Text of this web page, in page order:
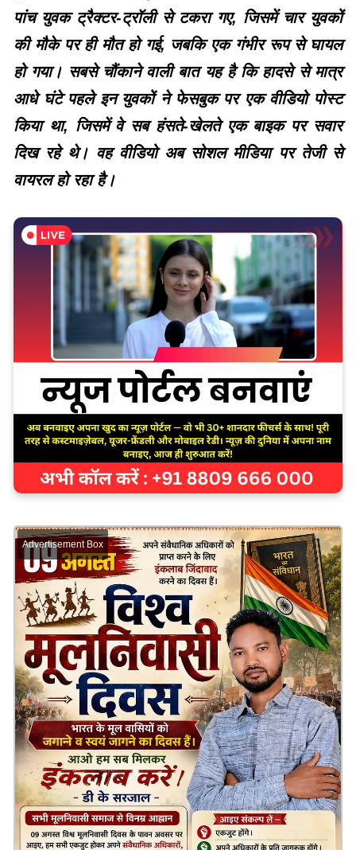
पांच युवक ट्रैक्टर-ट्रॉली से टकरा गए, जिसमें चार युवकों
की मौके पर ही मौत हो गई, जबकि एक गंभीर रूप से घायल
हो गया। सबसे चौंकाने वाली बात यह है कि हादसे से मात्र
आधे घंटे पहले इन युवकों ने फेसबुक पर एक वीडियो पोस्ट
किया था, जिसमें वे सब हंसते-खेलते एक बाइक पर सवार
दिख रहे थे। वह वीडियो अब सोशल मीडिया पर तेजी से
वायरल हो रहा है।
Advertisement Box